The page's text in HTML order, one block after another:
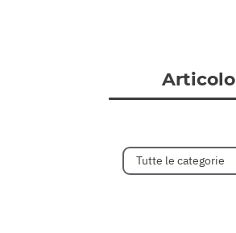
Articolo
Tutte le categorie